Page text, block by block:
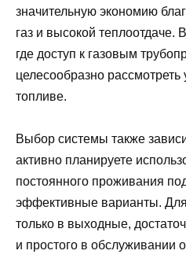
значительную экономию
газ и высокой теплоотдаче.
где доступ к газовым
целесообразно рассмотреть
топливе.
Выбор системы также
активно планируете
постоянного проживания
эффективные варианты.
только в выходные,
и простого в обслуживании